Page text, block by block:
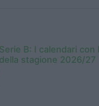
Serie B: I calendari
della stagione 2026/27